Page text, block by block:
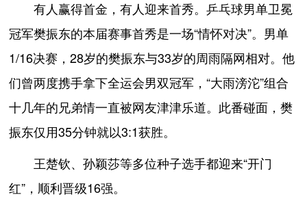
有人赢得首金，有人迎来首秀。乒乓球男单卫冕
冠军樊振东的本届赛事首秀是一场“情怀对决”。男单
1/16决赛，28岁的樊振东与33岁的周雨隔网相对。他
们曾两度携手拿下全运会男双冠军，“大雨滂沱”组合
十几年的兄弟情一直被网友津津乐道。此番碰面，樊
振东仅用35分钟就以3:1获胜。
王楚钦、孙颖莎等多位种子选手都迎来“开门
红”，顺利晋级16强。